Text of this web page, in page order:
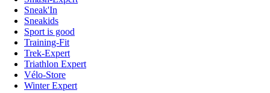
Sneak'In
Sneakids
Sport is good
Training-Fit
Trek-Expert
Triathlon Expert
Vélo-Store
Winter Expert